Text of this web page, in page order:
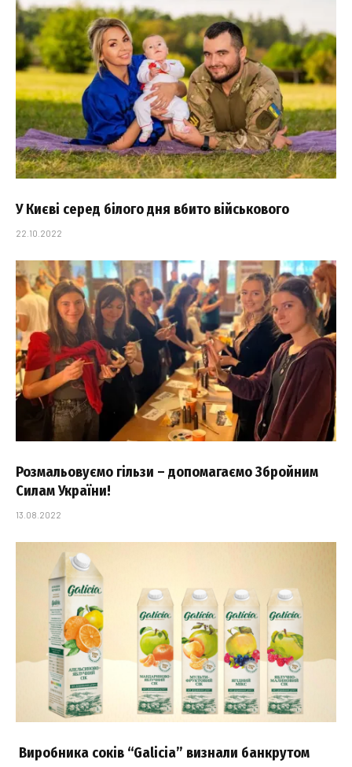
У Києві серед білого дня вбито військового
22.10.2022
Розмальовуємо гільзи – допомагаємо Збройним
Силам України!
13.08.2022
Виробника соків “Galicia” визнали банкрутом